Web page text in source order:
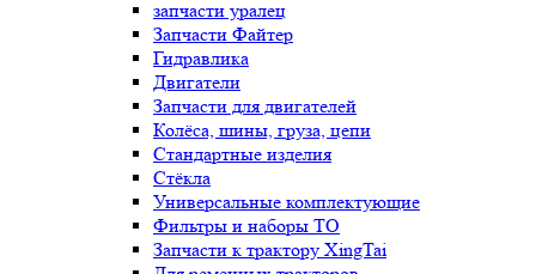
запчасти уралец
Запчасти Файтер
Гидравлика
Двигатели
Запчасти для двигателей
Колёса, шины, груза, цепи
Стандартные изделия
Стёкла
Универсальные комплектующие
Фильтры и наборы ТО
Запчасти к трактору XingTai